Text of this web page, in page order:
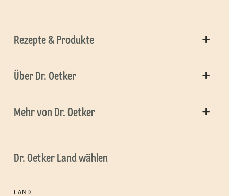
Rezepte & Produkte
Über Dr. Oetker
Mehr von Dr. Oetker
Dr. Oetker Land wählen
LAND